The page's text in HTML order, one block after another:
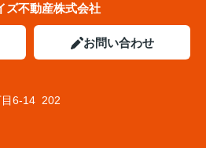
ズ不動産株式会社
お問い合わせ
目6-14 202